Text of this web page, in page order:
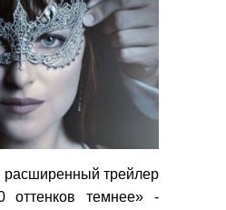
расширенный трейлер
темнее» -